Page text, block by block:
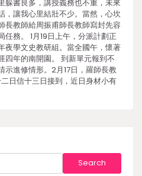
躲書良多，講授義務也不重，未來
，讓我心里結壯不少。當然，心坎
長教師給周振甫師長教師寫封先容
務。 1月19日上午，分派計劃正
夜學文史教研組。當全國午，懷著
四年的南開園。 到新單元報到不
示進修情形。2月17日，羅師長教
日信十三日接到，近日身材小有
Search